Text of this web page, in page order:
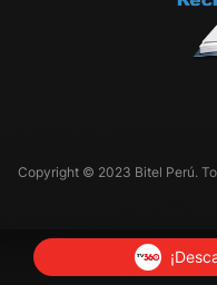
Copyright © 2023 Bitel Perú.